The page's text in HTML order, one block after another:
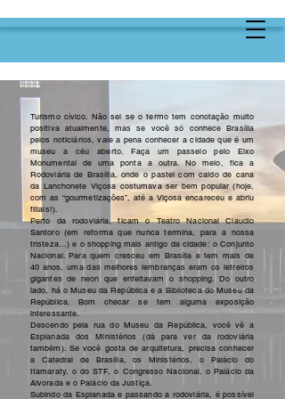
Turismo cívico. Não sei se o termo tem conotação muito
positiva atualmente, mas se você só conhece Brasília
pelos noticiários, vale a pena conhecer a cidade que é um
museu a céu aberto. Faça um passeio pelo Eixo
Monumental de uma ponta a outra. No meio, fica a
Rodoviária de Brasília, onde o pastel com caldo de cana
da Lanchonete Viçosa costumava ser bem popular (hoje,
com as “gourmetizações”, até a Viçosa encareceu e abriu
filiais!).
Perto da rodoviária, ficam o Teatro Nacional Claudio
Santoro (em reforma que nunca termina, para a nossa
tristeza...) e o shopping mais antigo da cidade: o Conjunto
Nacional. Para quem cresceu em Brasília e tem mais de
40 anos, uma das melhores lembranças eram os letreiros
gigantes de neon que enfeitavam o shopping. Do outro
lado, há o Museu da República e a Biblioteca do Museu da
República. Bom checar se tem alguma exposição
interessante.
Descendo pela rua do Museu da República, você vê a
Esplanada dos Ministérios (dá para ver da rodoviária
também). Se você gosta de arquitetura, precisa conhecer
a Catedral de Brasília, os Ministérios, o Palácio do
Itamaraty, o do STF, o Congresso Nacional, o Palácio da
Alvorada e o Palácio da Justiça.
Subindo da Esplanada e passando a rodoviária, é possível